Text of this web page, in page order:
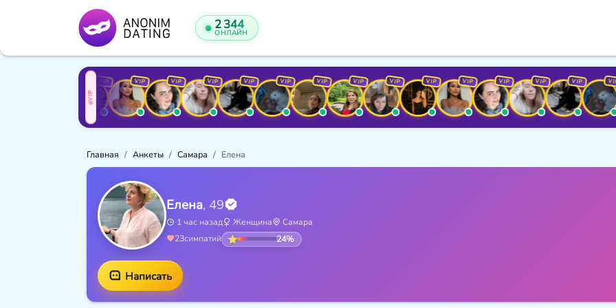
2 344
ОНЛАЙН
VIP
VIP VIP VIP VIP VIP VIP VIP VIP VIP VIP VIP VIP VIP VIP
Главная Анкеты Самара Елена
Елена, 49
1 час назад Женщина
Самара
23симпатий 24%
Написать